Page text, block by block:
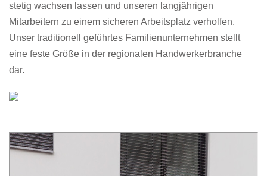
stetig wachsen lassen und unseren langjährigen
Mitarbeitern zu einem sicheren Arbeitsplatz verholfen.
Unser traditionell geführtes Familienunternehmen stellt
eine feste Größe in der regionalen Handwerkerbranche
dar.